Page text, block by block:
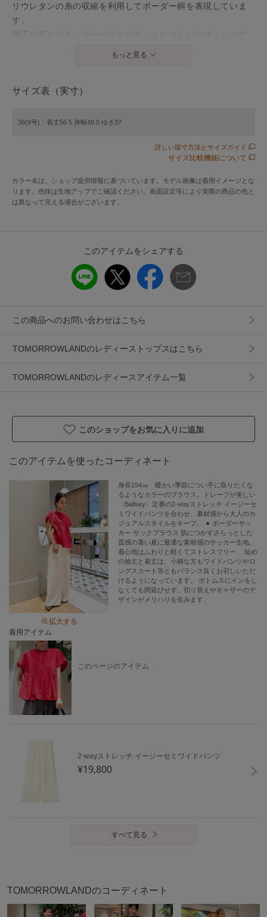
リウレタンの糸の収縮を利用してボーダー柄を表現していま
す。
用していただけます。
丈感もポイント。
■素材情報
厚み：やや薄手
透け感：11 ホワイトのみあり
※商品の色味は、商品単体または素材アップ画像をご確認く
ださい。
アイテム情報
（税込5,000円以上ご購入で送料無料）
11015201503
レディース
カテゴリ トップス シャツ・ブラウス
ポリエステル55％ コットン44％ ポリウレタン
1％
製造国 詳細は下記よりお問い合わせください
もっと見る
サイズ表（実寸）
36(9号)：着丈56.5 身幅49.5 ゆき37
詳しい採寸方法とサイズガイド
サイズ比較機能について
カラー名は、ショップ提供情報に基づいています。モデル画像は着用イメージとな
ります。色味は生地アップでご確認ください。画面設定等により実際の商品の色と
は異なって見える場合がございます。
このアイテムをシェアする
この商品へのお問い合わせはこちら
TOMORROWLANDのレディーストップスはこちら
TOMORROWLANDのレディースアイテム一覧
このショップをお気に入りに追加
このアイテムを使ったコーディネート
拡大する
身長154㎝ 暖かい季節につい手に取りたくな
るようなカラーのブラウス。ドレープが美しい
〈Ballsey〉定番の2-wayストレッチ イージーセ
ミワイドパンツを合わせ、素材感から大人のカ
ジュアルスタイルをキープ。 ⚫︎ ボーダーサッ
カー サックブラウス 肌につかずさらっとした
質感の暑い夏に最適な素材感のサッカー生地。
着心地はふわりと軽くてストレスフリー。 短め
の袖丈と着丈は、小柄な方もワイドパンツやロ
ングスカート等ともバランス良くお召しいただ
けるようになっています。 ボトムスにインをし
なくても間延びせず、切り替えやギャザーのデ
ザインがメリハリを生みます。
着用アイテム
このページのアイテム
2-wayストレッチ イージーセミワイドパンツ
¥19,800
すべて見る
TOMORROWLANDのコーディネート